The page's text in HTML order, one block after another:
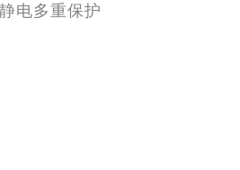
静电多重保护